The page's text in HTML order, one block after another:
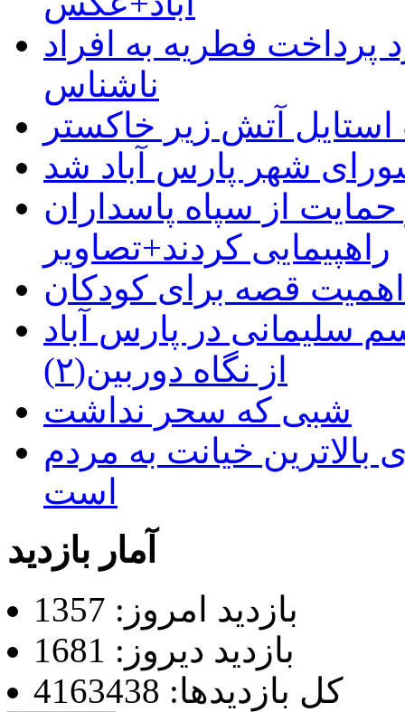
پرداخت فطریه به افراد
ناشناس
آتش زیر خاکستر
شهر پارس آباد شد
از سپاه پاسداران
راهپیمایی کردند+تصاویر
سلیمانی در پارس آباد
از نگاه دوربین(۲)
شبی که سحر نداشت
خیانت به مردم
است
آمار بازدید
بازدید امروز: 1357
بازدید دیروز: 1681
کل بازدیدها: 4163438